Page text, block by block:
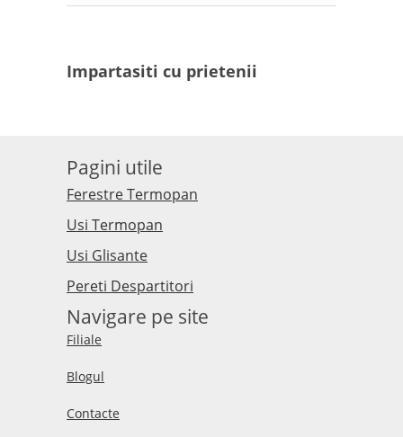
Impartasiti cu prietenii
Pagini utile
Ferestre Termopan
Usi Termopan
Usi Glisante
Pereti Despartitori
Navigare pe site
Filiale
Blogul
Contacte